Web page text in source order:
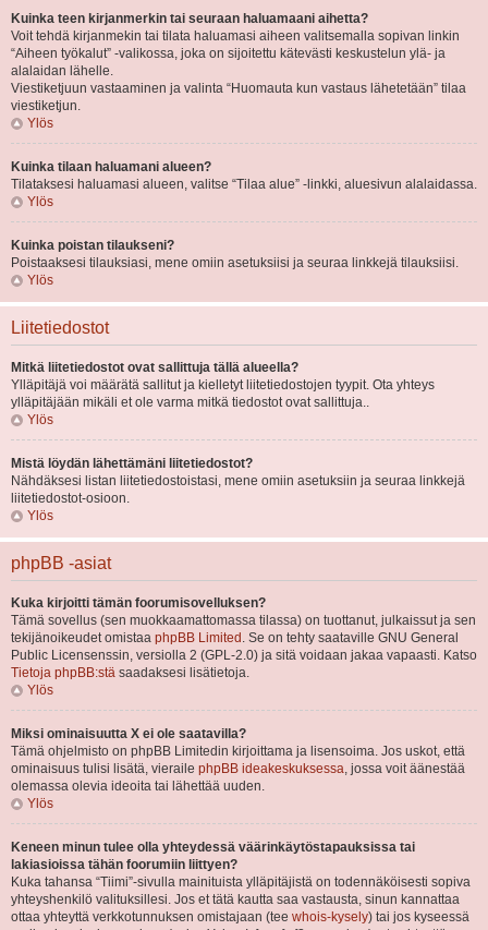
Kuinka teen kirjanmerkin tai seuraan haluamaani aihetta?
Voit tehdä kirjanmekin tai tilata haluamasi aiheen valitsemalla sopivan linkin
“Aiheen työkalut” -valikossa, joka on sijoitettu kätevästi keskustelun ylä- ja
alalaidan lähelle.
Viestiketjuun vastaaminen ja valinta “Huomauta kun vastaus lähetetään” tilaa
viestiketjun.
Ylös
Kuinka tilaan haluamani alueen?
Tilataksesi haluamasi alueen, valitse “Tilaa alue” -linkki, aluesivun alalaidassa.
Ylös
Kuinka poistan tilaukseni?
Poistaaksesi tilauksiasi, mene omiin asetuksiisi ja seuraa linkkejä tilauksiisi.
Ylös
Liitetiedostot
Mitkä liitetiedostot ovat sallittuja tällä alueella?
Ylläpitäjä voi määrätä sallitut ja kielletyt liitetiedostojen tyypit. Ota yhteys
ylläpitäjään mikäli et ole varma mitkä tiedostot ovat sallittuja..
Ylös
Mistä löydän lähettämäni liitetiedostot?
Nähdäksesi listan liitetiedostoistasi, mene omiin asetuksiin ja seuraa linkkejä
liitetiedostot-osioon.
Ylös
phpBB -asiat
Kuka kirjoitti tämän foorumisovelluksen?
Tämä sovellus (sen muokkaamattomassa tilassa) on tuottanut, julkaissut ja sen
tekijänoikeudet omistaa phpBB Limited . Se on tehty saataville GNU General
Public Licensenssin, versiolla 2 (GPL-2.0) ja sitä voidaan jakaa vapaasti. Katso
Tietoja phpBB:stä saadaksesi lisätietoja.
Ylös
Miksi ominaisuutta X ei ole saatavilla?
Tämä ohjelmisto on phpBB Limitedin kirjoittama ja lisensoima. Jos uskot, että
ominaisuus tulisi lisätä, vieraile phpBB ideakeskuksessa, jossa voit äänestää
olemassa olevia ideoita tai lähettää uuden.
Ylös
Keneen minun tulee olla yhteydessä väärinkäytöstapauksissa tai
lakiasioissa tähän foorumiin liittyen?
Kuka tahansa “Tiimi”-sivulla mainituista ylläpitäjistä on todennäköisesti sopiva
yhteyshenkilö valituksillesi. Jos et tätä kautta saa vastausta, sinun kannattaa
ottaa yhteyttä verkkotunnuksen omistajaan (tee whois-kysely) tai jos kyseessä